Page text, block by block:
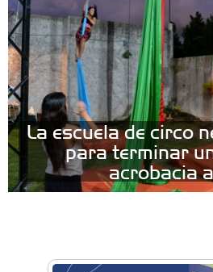
La escuela de circo
para terminar
acrobacia